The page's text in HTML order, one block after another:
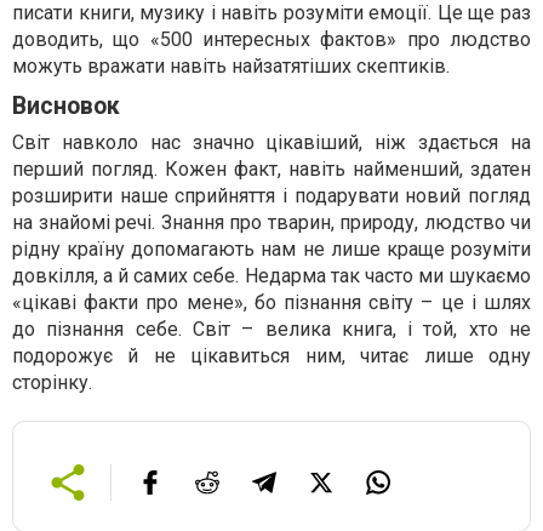
писати книги, музику і навіть розуміти емоції. Це ще раз
доводить, що «500 интересных фактов» про людство
можуть вражати навіть найзатятіших скептиків.
Висновок
Світ навколо нас значно цікавіший, ніж здається на
перший погляд. Кожен факт, навіть найменший, здатен
розширити наше сприйняття і подарувати новий погляд
на знайомі речі. Знання про тварин, природу, людство чи
рідну країну допомагають нам не лише краще розуміти
довкілля, а й самих себе. Недарма так часто ми шукаємо
«цікаві факти про мене», бо пізнання світу – це і шлях
до пізнання себе. Світ – велика книга, і той, хто не
подорожує й не цікавиться ним, читає лише одну
сторінку.